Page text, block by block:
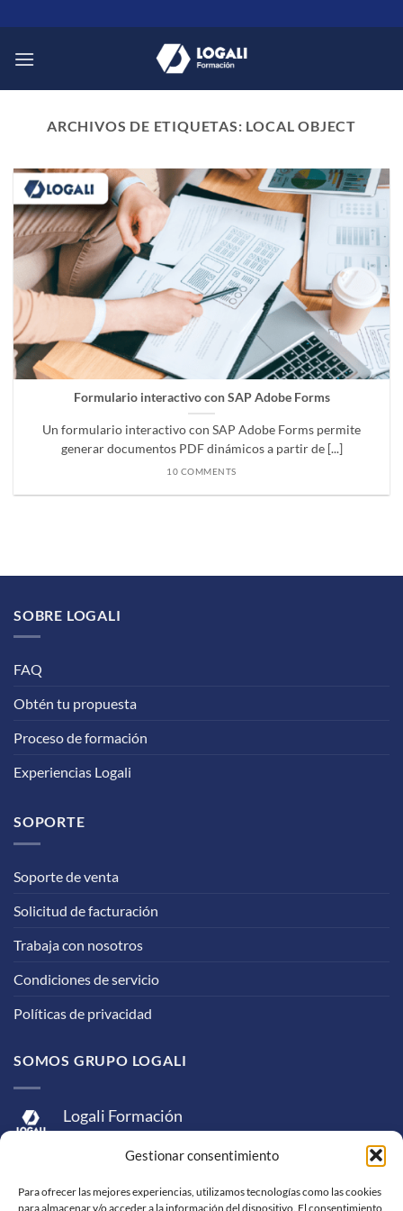
Gestionar consentimiento
Para ofrecer las mejores experiencias, utilizamos tecnologías como las cookies
para almacenar y/o acceder a la información del dispositivo. El consentimiento
al
contenido
ARCHIVOS DE ETIQUETAS: LOCAL OBJECT
Formulario interactivo con SAP Adobe Forms
Un formulario interactivo con SAP Adobe Forms permite
generar documentos PDF dinámicos a partir de [...]
10 COMMENTS
SOBRE LOGALI
FAQ
Obtén tu propuesta
Proceso de formación
Experiencias Logali
SOPORTE
Soporte de venta
Solicitud de facturación
Trabaja con nosotros
Condiciones de servicio
Políticas de privacidad
SOMOS GRUPO LOGALI
Logali Formación
Logali Consultoría
Logali Ingeniería